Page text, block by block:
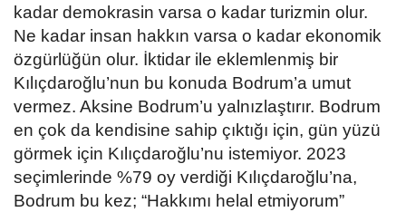
kadar demokrasin varsa o kadar turizmin olur.
Ne kadar insan hakkın varsa o kadar ekonomik
özgürlüğün olur. İktidar ile eklemlenmiş bir
Kılıçdaroğlu’nun bu konuda Bodrum’a umut
vermez. Aksine Bodrum’u yalnızlaştırır. Bodrum
en çok da kendisine sahip çıktığı için, gün yüzü
görmek için Kılıçdaroğlu’nu istemiyor. 2023
seçimlerinde %79 oy verdiği Kılıçdaroğlu’na,
Bodrum bu kez; “Hakkımı helal etmiyorum”